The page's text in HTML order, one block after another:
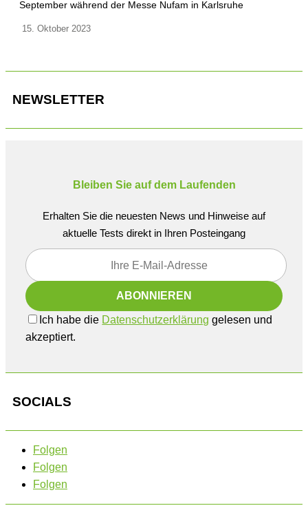
September während der Messe Nufam in Karlsruhe
15. Oktober 2023
NEWSLETTER
Bleiben Sie auf dem Laufenden
Erhalten Sie die neuesten News und Hinweise auf
aktuelle Tests direkt in Ihren Posteingang
Ich habe die Datenschutzerklärung gelesen und
akzeptiert.
SOCIALS
Folgen
Folgen
Folgen